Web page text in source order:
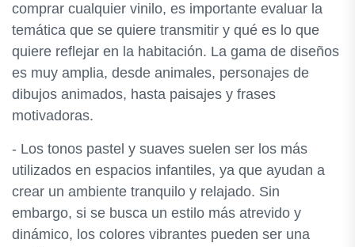
comprar cualquier vinilo, es importante evaluar la
temática que se quiere transmitir y qué es lo que
quiere reflejar en la habitación. La gama de diseños
es muy amplia, desde animales, personajes de
dibujos animados, hasta paisajes y frases
motivadoras.
- Los tonos pastel y suaves suelen ser los más
utilizados en espacios infantiles, ya que ayudan a
crear un ambiente tranquilo y relajado. Sin
embargo, si se busca un estilo más atrevido y
dinámico, los colores vibrantes pueden ser una